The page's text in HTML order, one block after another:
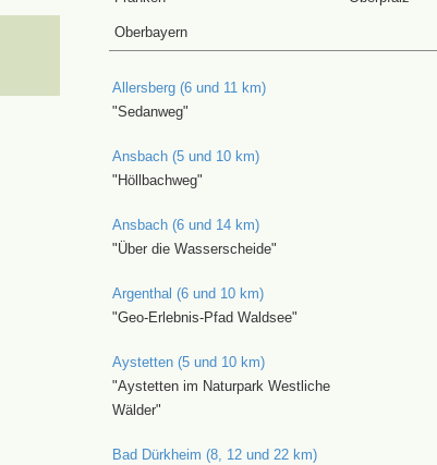
Oberbayern
Allersberg (6 und 11 km)
"Sedanweg"
Ansbach (5 und 10 km)
"Höllbachweg"
Ansbach (6 und 14 km)
"Über die Wasserscheide"
Argenthal (6 und 10 km)
"Geo-Erlebnis-Pfad Waldsee"
Aystetten (5 und 10 km)
"Aystetten im Naturpark Westliche
Wälder"
Bad Dürkheim (8, 12 und 22 km)